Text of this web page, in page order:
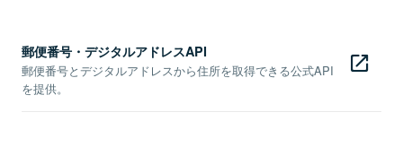
郵便番号・デジタルアドレスAPI
郵便番号とデジタルアドレスから住所を取得できる公式API
を提供。